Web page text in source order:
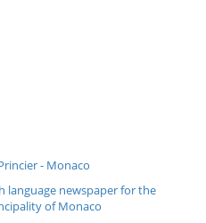
- Monaco
language newspaper for the
of Monaco